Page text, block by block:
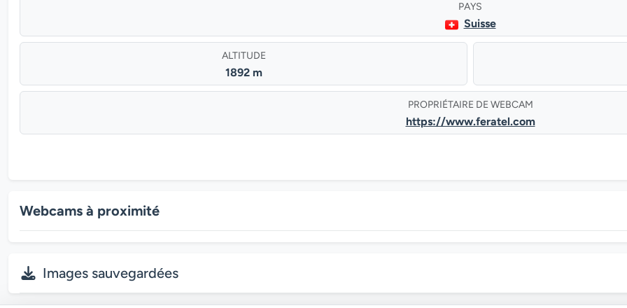
PAYS
Suisse
ALTITUDE
1892 m
PROPRIÉTAIRE DE WEBCAM
https://www.feratel.com
Webcams à proximité
Images sauvegardées